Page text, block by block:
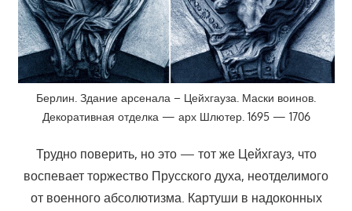
Берлин. Здание арсенала – Цейхгауза. Маски воинов.
Декоративная отделка — арх Шлютер. 1695 — 1706
Трудно поверить, но это — тот же Цейхгауз, что
воспевает торжество Прусского духа, неотделимого
от военного абсолютизма. Картуши в надоконных